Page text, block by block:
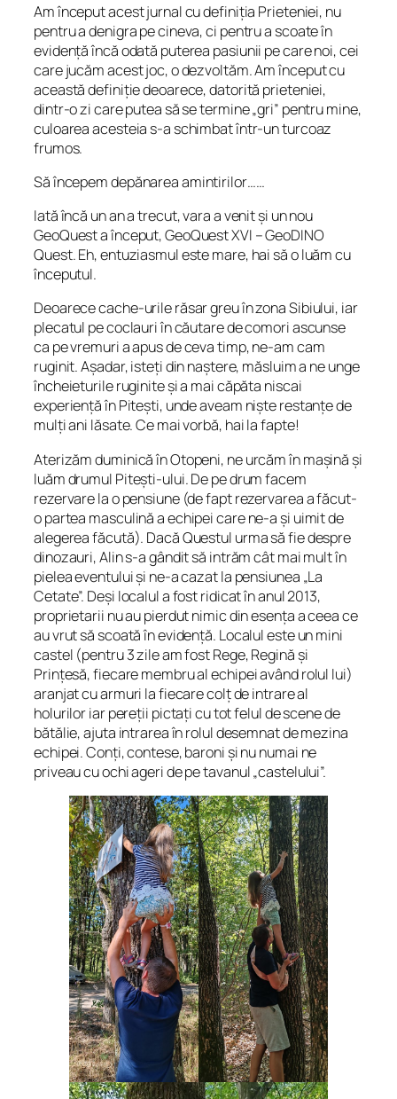
Am început acest jurnal cu definiția Prieteniei, nu
pentru a denigra pe cineva, ci pentru a scoate în
evidență încă odată puterea pasiunii pe care noi, cei
care jucăm acest joc, o dezvoltăm. Am început cu
această definiție deoarece, datorită prieteniei,
dintr-o zi care putea să se termine „gri” pentru mine,
culoarea acesteia s-a schimbat într-un turcoaz
frumos.
Să începem depănarea amintirilor……
Iată încă un an a trecut, vara a venit și un nou
GeoQuest a început, GeoQuest XVI – GeoDINO
Quest. Eh, entuziasmul este mare, hai să o luăm cu
începutul.
Deoarece cache-urile răsar greu în zona Sibiului, iar
plecatul pe coclauri în căutare de comori ascunse
ca pe vremuri a apus de ceva timp, ne-am cam
ruginit. Așadar, isteți din naștere, măsluim a ne unge
încheieturile ruginite și a mai căpăta niscai
experiență în Pitești, unde aveam niște restanțe de
mulți ani lăsate. Ce mai vorbă, hai la fapte!
Aterizăm duminică în Otopeni, ne urcăm în mașină și
luăm drumul Pitești-ului. De pe drum facem
rezervare la o pensiune (de fapt rezervarea a făcut-
o partea masculină a echipei care ne-a și uimit de
alegerea făcută). Dacă Questul urma să fie despre
dinozauri, Alin s-a gândit să intrăm cât mai mult în
pielea eventului și ne-a cazat la pensiunea „La
Cetate”. Deși localul a fost ridicat în anul 2013,
proprietarii nu au pierdut nimic din esența a ceea ce
au vrut să scoată în evidență. Localul este un mini
castel (pentru 3 zile am fost Rege, Regină și
Prințesă, fiecare membru al echipei având rolul lui)
aranjat cu armuri la fiecare colț de intrare al
holurilor iar pereții pictați cu tot felul de scene de
bătălie, ajuta intrarea în rolul desemnat de mezina
echipei. Conți, contese, baroni și nu numai ne
priveau cu ochi ageri de pe tavanul „castelului”.